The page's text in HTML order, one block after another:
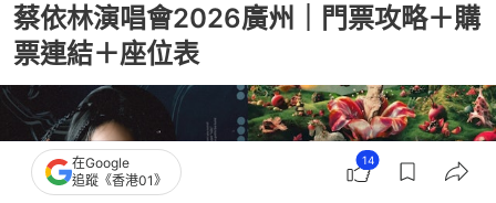
蔡依林演唱會2026廣州｜門票攻略＋購
票連結＋座位表
在Google
追蹤《香港01》
14